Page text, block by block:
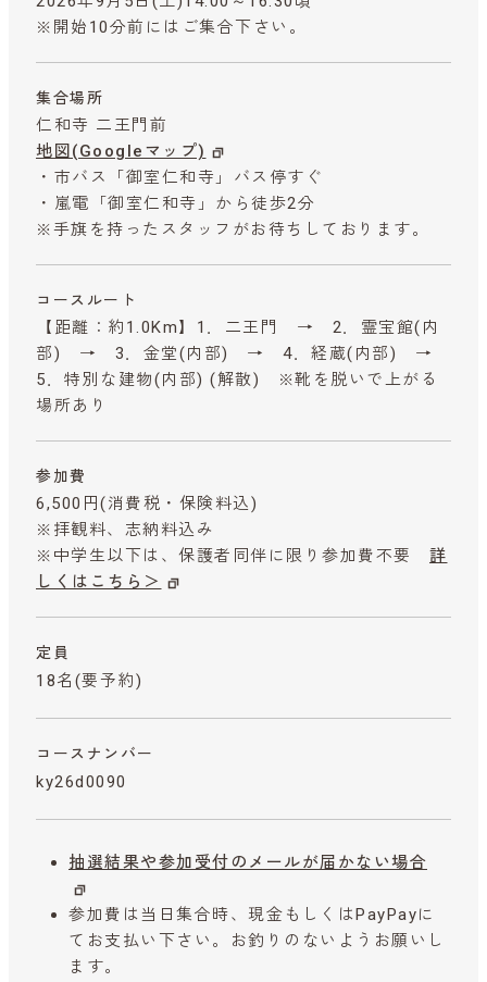
※開始10分前にはご集合下さい。
集合場所
仁和寺 二王門前
地図(Googleマップ)
・市バス「御室仁和寺」バス停すぐ
・嵐電「御室仁和寺」から徒歩2分
※手旗を持ったスタッフがお待ちしております。
コースルート
【距離：約1.0Km】1．二王門 → 2．霊宝館(内
部) → 3．金堂(内部) → 4．経蔵(内部) →
5．特別な建物(内部) (解散) ※靴を脱いで上がる
場所あり
参加費
6,500円 (消費税・保険料込)
※拝観料、志納料込み
※中学生以下は、保護者同伴に限り参加費不要 詳
しくはこちら＞
定員
18名(要予約)
コースナンバー
ky26d0090
抽選結果や参加受付のメールが届かない場合
参加費は当日集合時、現金もしくはPayPayに
てお支払い下さい。お釣りのないようお願いし
ます。